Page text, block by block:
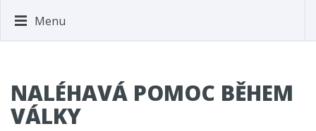
Menu
NALÉHAVÁ POMOC BĚHEM
VÁLKY